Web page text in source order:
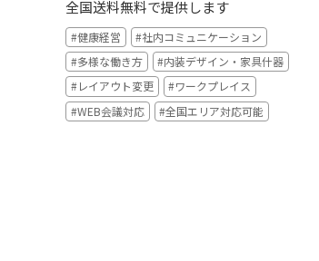
全国送料無料で提供します
#健康経営
#社内コミュニケーション
#多様な働き方
#内装デザイン・家具什器
#レイアウト変更
#ワークプレイス
#WEB会議対応
#全国エリア対応可能